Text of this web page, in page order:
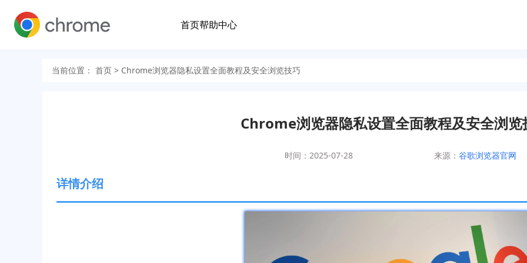
首页帮助中心
当前位置： 首页 > Chrome浏览器隐私设置全面教程及安全浏览技巧
Chrome浏览器隐私设置全面教程及安全浏览
时间：2025-07-28 来源： 谷歌浏览器官网
详情介绍